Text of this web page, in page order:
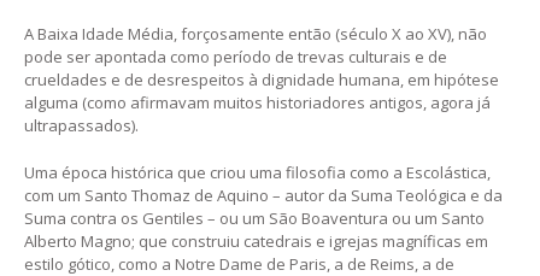
A Baixa Idade Média, forçosamente então (século X ao XV), não
pode ser apontada como período de trevas culturais e de
crueldades e de desrespeitos à dignidade humana, em hipótese
alguma (como afirmavam muitos historiadores antigos, agora já
ultrapassados).
Uma época histórica que criou uma filosofia como a Escolástica,
com um Santo Thomaz de Aquino – autor da Suma Teológica e da
Suma contra os Gentiles – ou um São Boaventura ou um Santo
Alberto Magno; que construiu catedrais e igrejas magníficas em
estilo gótico, como a Notre Dame de Paris, a de Reims, a de